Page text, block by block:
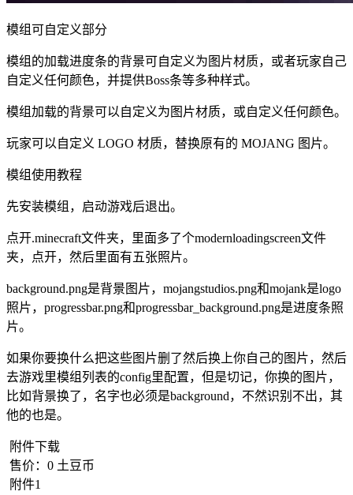
模组可自定义部分
模组的加载进度条的背景可自定义为图片材质，或者玩家自己
自定义任何颜色，并提供Boss条等多种样式。
模组加载的背景可以自定义为图片材质，或自定义任何颜色。
玩家可以自定义 LOGO 材质，替换原有的 MOJANG 图片。
模组使用教程
先安装模组，启动游戏后退出。
点开.minecraft文件夹，里面多了个modernloadingscreen文件
夹，点开，然后里面有五张照片。
background.png是背景图片，mojangstudios.png和mojank是logo
照片，progressbar.png和progressbar_background.png是进度条照
片。
如果你要换什么把这些图片删了然后换上你自己的图片，然后
去游戏里模组列表的config里配置，但是切记，你换的图片，
比如背景换了，名字也必须是background，不然识别不出，其
他的也是。
附件下载
售价： 0 土豆币
附件1